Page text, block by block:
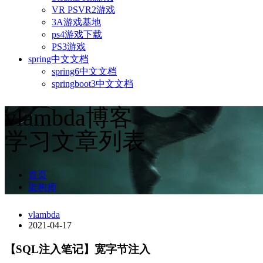
VR PSVR2游戏
3A游戏基地
ps4游戏下载
PS3游戏
spring中文文档
spring6中文文档
springboot3中文文档
vlambda博客
学习文章列表
首页
架构师
vlambda
2021-04-17
【SQL注入笔记】宽字节注入